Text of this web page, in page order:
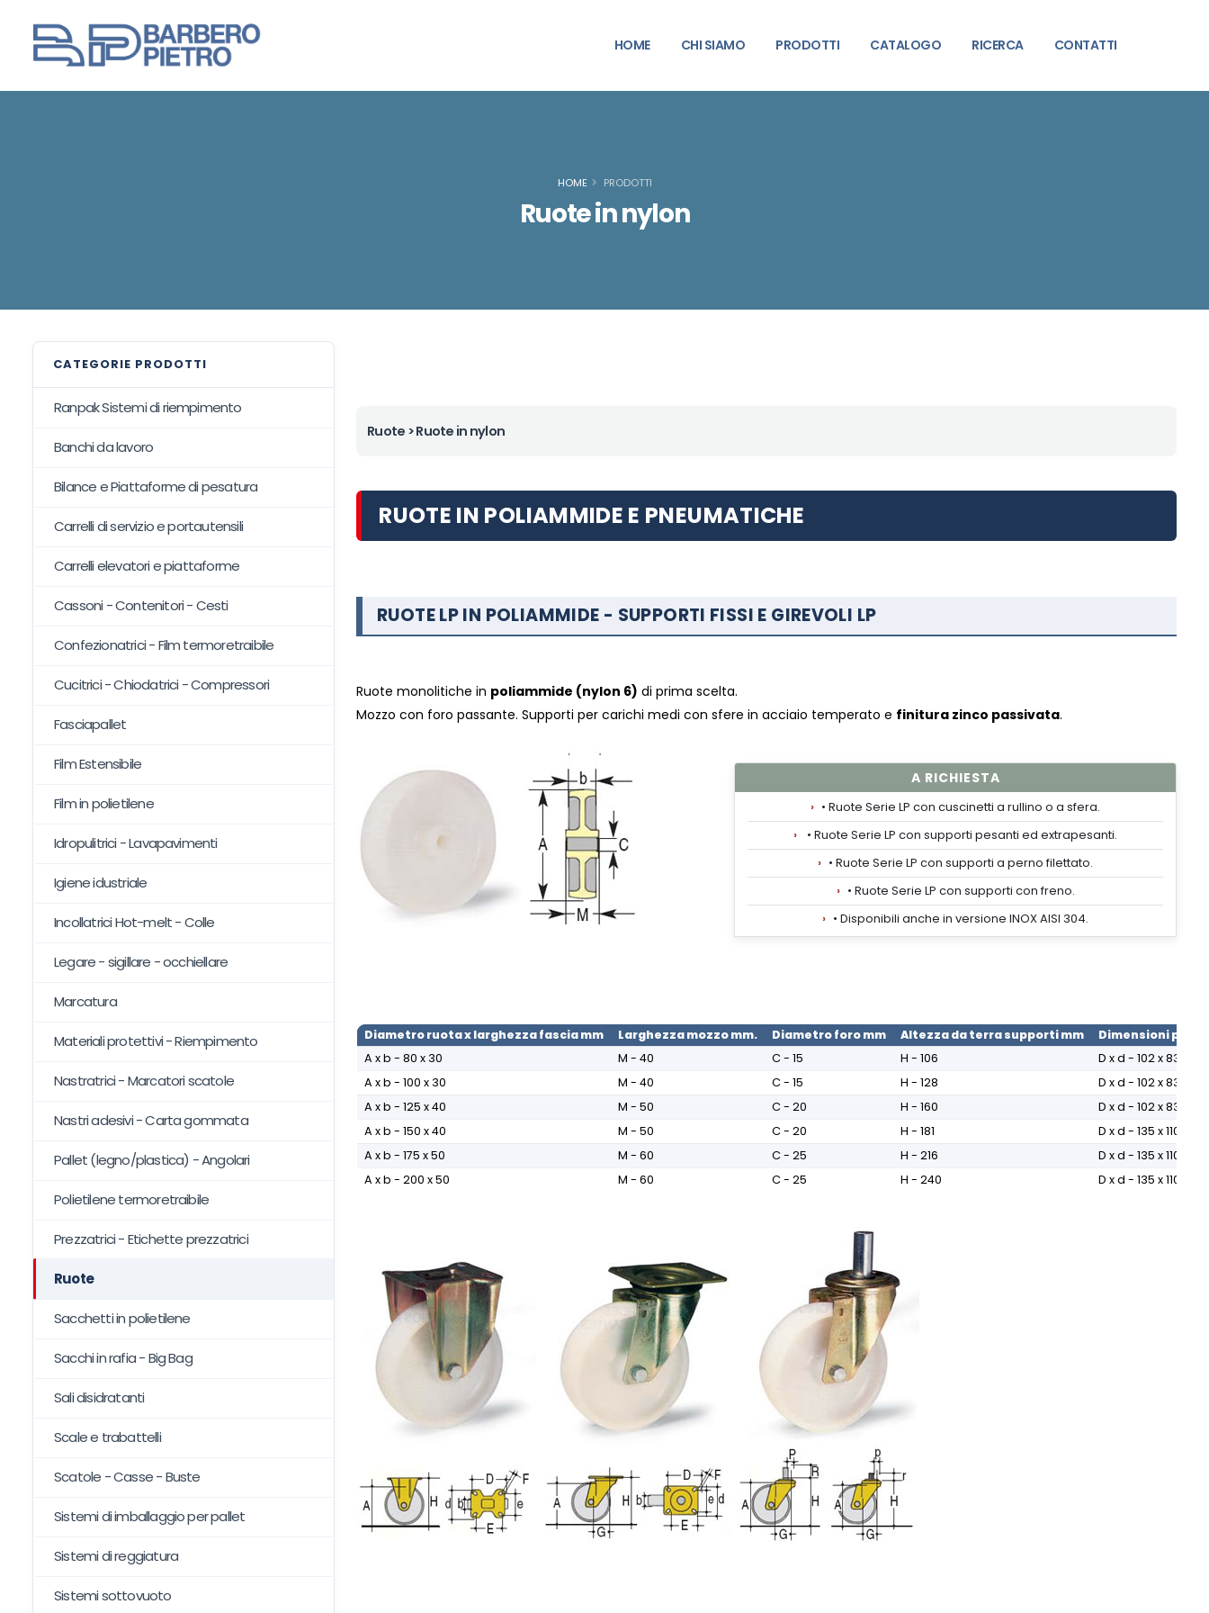
HOME CHI SIAMO PRODOTTI CATALOGO RICERCA CONTATTI
HOME PRODOTTI
Ruote in nylon
CATEGORIE PRODOTTI
Ranpak Sistemi di riempimento
Banchi da lavoro
Bilance e Piattaforme di pesatura
Carrelli di servizio e portautensili
Carrelli elevatori e piattaforme
Cassoni - Contenitori - Cesti
Confezionatrici - Film termoretraibile
Cucitrici - Chiodatrici - Compressori
Fasciapallet
Film Estensibile
Film in polietilene
Idropulitrici - Lavapavimenti
Igiene idustriale
Incollatrici Hot-melt - Colle
Legare - sigillare - occhiellare
Marcatura
Materiali protettivi - Riempimento
Nastratrici - Marcatori scatole
Nastri adesivi - Carta gommata
Pallet (legno/plastica) - Angolari
Polietilene termoretraibile
Prezzatrici - Etichette prezzatrici
Ruote
Sacchetti in polietilene
Sacchi in rafia - Big Bag
Sali disidratanti
Scale e trabattelli
Scatole - Casse - Buste
Sistemi di imballaggio per pallet
Sistemi di reggiatura
Sistemi sottovuoto
Ruote > Ruote in nylon
RUOTE IN POLIAMMIDE E PNEUMATICHE
RUOTE LP IN POLIAMMIDE - SUPPORTI FISSI E GIREVOLI LP
Ruote monolitiche in poliammide (nylon 6) di prima scelta.
Mozzo con foro passante. Supporti per carichi medi con sfere in acciaio temperato e finitura zinco passivata.
A RICHIESTA
• Ruote Serie LP con cuscinetti a rullino o a sfera.
• Ruote Serie LP con supporti pesanti ed extrapesanti.
• Ruote Serie LP con supporti a perno filettato.
• Ruote Serie LP con supporti con freno.
• Disponibili anche in versione INOX AISI 304.
Diametro ruota x larghezza fascia mm Larghezza mozzo mm. Diametro foro mm Altezza da terra supporti mm
Dimensioni
A x b - 80 x 30
M - 40 C - 15 H - 106
D x d - 102 x 83
A x b - 100 x 30
M - 40 C - 15 H - 128
D x d - 102 x 83
A x b - 125 x 40
M - 50 C - 20 H - 160
D x d - 102 x 83
A x b - 150 x 40
M - 50 C - 20 H - 181
D x d - 135 x 110
A x b - 175 x 50
M - 60 C - 25 H - 216
D x d - 135 x 110
A x b - 200 x 50
M - 60 C - 25 H - 240 D x d - 135 x 110